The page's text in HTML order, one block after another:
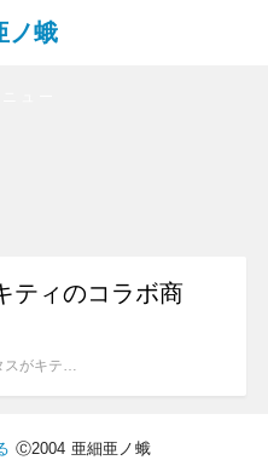
ノ蛾
ティのコラボ商
スがキテ…
Ⓒ2004 亜細亜ノ蛾